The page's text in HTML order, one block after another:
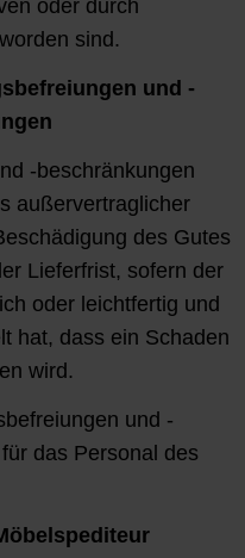
oder durch
sind.
und -
-beschränkungen
außervertraglicher
des Gutes
Lieferfrist, sofern der
oder leichtfertig und
hat, dass ein Schaden
wird.
und -
das Personal des